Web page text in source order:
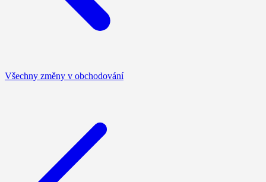
Všechny změny v obchodování